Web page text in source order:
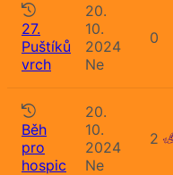
27.
Puštíkův
vrch
20.
10.
2024
Ne
0
Běh
pro
hospic
20.
10.
2024
Ne
2